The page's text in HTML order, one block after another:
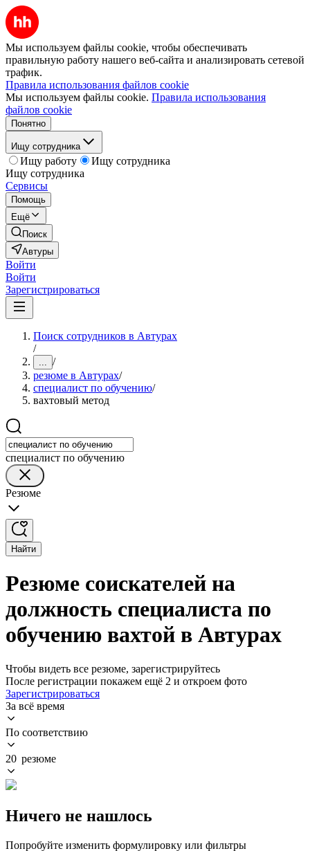
Мы используем файлы cookie, чтобы обеспечивать
правильную работу нашего веб-сайта и анализировать сетевой
трафик.
Правила использования файлов cookie
Мы используем файлы cookie. Правила использования
файлов cookie
Понятно
Ищу сотрудника
Ищу работу
Ищу сотрудника
Ищу сотрудника
Сервисы
Помощь
Ещё
Поиск
Автуры
Войти
Войти
Зарегистрироваться
Поиск сотрудников в Автурах
/
... /
резюме в Автурах/
специалист по обучению/
вахтовый метод
специалист по обучению
Резюме
Найти
Резюме соискателей на
должность специалиста по
обучению вахтой в Автурах
Чтобы видеть все резюме, зарегистрируйтесь
После регистрации покажем ещё 2 и откроем фото
Зарегистрироваться
За всё время
По соответствию
20 резюме
Ничего не нашлось
Попробуйте изменить формулировку или фильтры